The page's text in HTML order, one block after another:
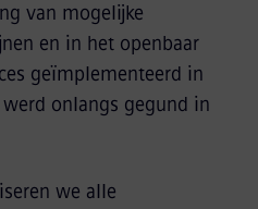
van mogelijke
en in het openbaar
geïmplementeerd in
onlangs gegund in
we alle